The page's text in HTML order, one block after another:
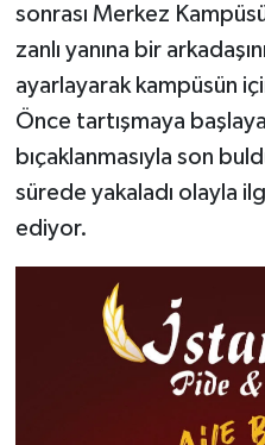
sonrası Merkez
zanlı yanına bir
ayarlayarak kampüsün
Önce tartışmaya
bıçaklanmasıyla son
sürede yakaladı olayla
ediyor.